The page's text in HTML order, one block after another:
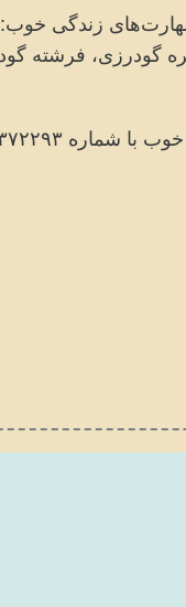
زندگی
گودرزی، فرشته
تماس بگیرید.